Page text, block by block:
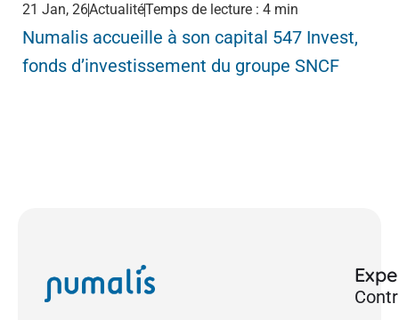
21 Jan, 26ActualitéTemps de lecture : 4 min
Numalis accueille à son capital 547 Invest,
fonds d’investissement du groupe SNCF